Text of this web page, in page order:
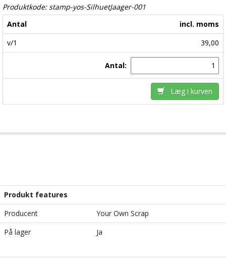
Produktkode: stamp-yos-SilhuetJaager-001
Antal
incl. moms
v/1
39,00
Antal:
Læg i kurven
Produkt features
Producent
Your Own Scrap
På lager
Ja